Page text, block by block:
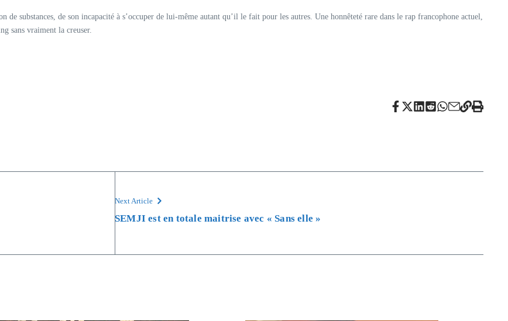
de substances, de son incapacité à s’occuper de lui-même autant qu’il le fait pour les autres. Une honnêteté rare dans le rap francophone actuel,
sans vraiment la creuser.
Next Article
SEMJI est en totale maitrise avec « Sans elle »